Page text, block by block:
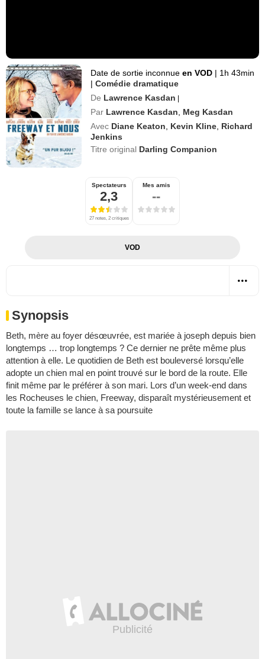
Date de sortie inconnueen VOD | 1h 43min
| Comédie dramatique
De Lawrence Kasdan |
Par Lawrence Kasdan
Meg Kasdan
Avec Diane Keaton Kevin Kline Richard
Jenkins
Titre original Darling Companion
Spectateurs
2,3
27 notes, 2 critiques
Mes amis
--
VOD
Synopsis
Beth, mère au foyer désœuvrée, est mariée à joseph depuis bien
longtemps … trop longtemps ? Ce dernier ne prête même plus
attention à elle. Le quotidien de Beth est bouleversé lorsqu’elle
adopte un chien mal en point trouvé sur le bord de la route. Elle
finit même par le préférer à son mari. Lors d’un week-end dans
les Rocheuses le chien, Freeway, disparaît mystérieusement et
toute la famille se lance à sa poursuite